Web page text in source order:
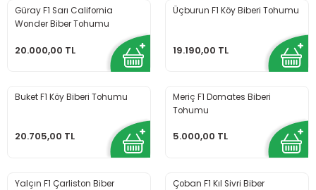
Güray F1 Sarı California
Wonder Biber Tohumu
20.000,00 TL
Üçburun F1 Köy Biberi Tohumu
19.190,00 TL
Buket F1 Köy Biberi Tohumu
20.705,00 TL
Meriç F1 Domates Biberi
Tohumu
5.000,00 TL
Yalçın F1 Çarliston Biber
Çoban F1 Kıl Sivri Biber